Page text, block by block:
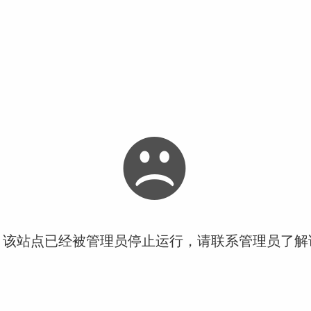
站点已经被管理员停止运行，请联系管理员了